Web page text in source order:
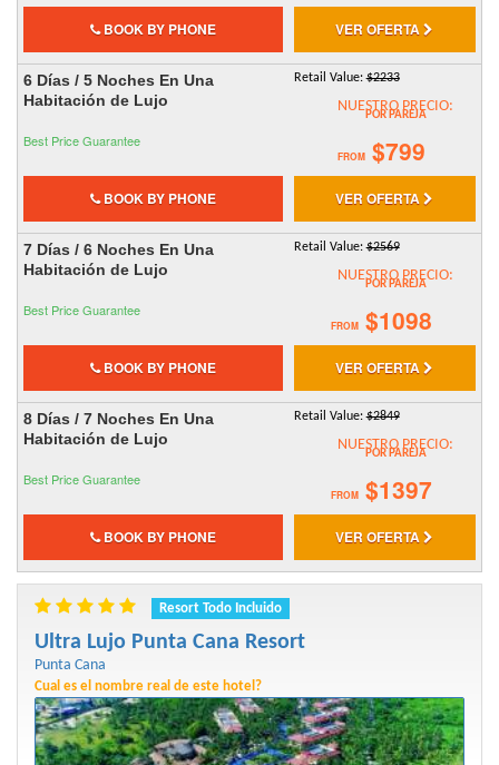
BOOK BY PHONE VER OFERTA
6 Días / 5 Noches En Una
Habitación de Lujo
Best Price Guarantee
Retail Value:$2233
NUESTRO PRECIO:
POR PAREJA
FROM $799
BOOK BY PHONE VER OFERTA
7 Días / 6 Noches En Una
Habitación de Lujo
Best Price Guarantee
Retail Value:$2569
NUESTRO PRECIO:
POR PAREJA
FROM $1098
BOOK BY PHONE VER OFERTA
8 Días / 7 Noches En Una
Habitación de Lujo
Best Price Guarantee
Retail Value:$2849
NUESTRO PRECIO:
POR PAREJA
FROM $1397
BOOK BY PHONE VER OFERTA
Resort Todo Incluido
Ultra Lujo Punta Cana Resort
Punta Cana
Cual es el nombre real de este hotel?